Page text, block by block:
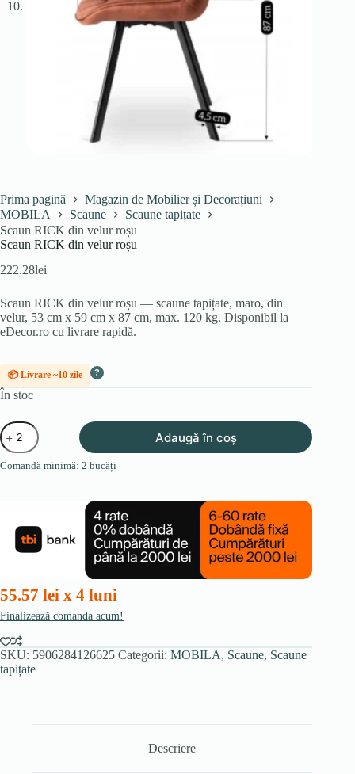
Prima pagină
Magazin de Mobilier și Decorațiuni
MOBILA
Scaune
Scaune tapițate
Scaun RICK din velur roșu
Scaun RICK din velur roșu
222.28lei
Scaun RICK din velur roșu — scaune tapițate, maro, din
velur, 53 cm x 59 cm x 87 cm, max. 120 kg. Disponibil la
eDecor.ro cu livrare rapidă.
📦 Livrare ~10 zile ?
În stoc
Cantitate
Scaun
RICK
din
Adaugă în coș
Comandă minimă: 2 bucăți
55.57 lei x 4 luni
Finalizează comanda acum!
SKU: 5906284126625 Categorii: MOBILA, Scaune, Scaune
tapițate
Descriere